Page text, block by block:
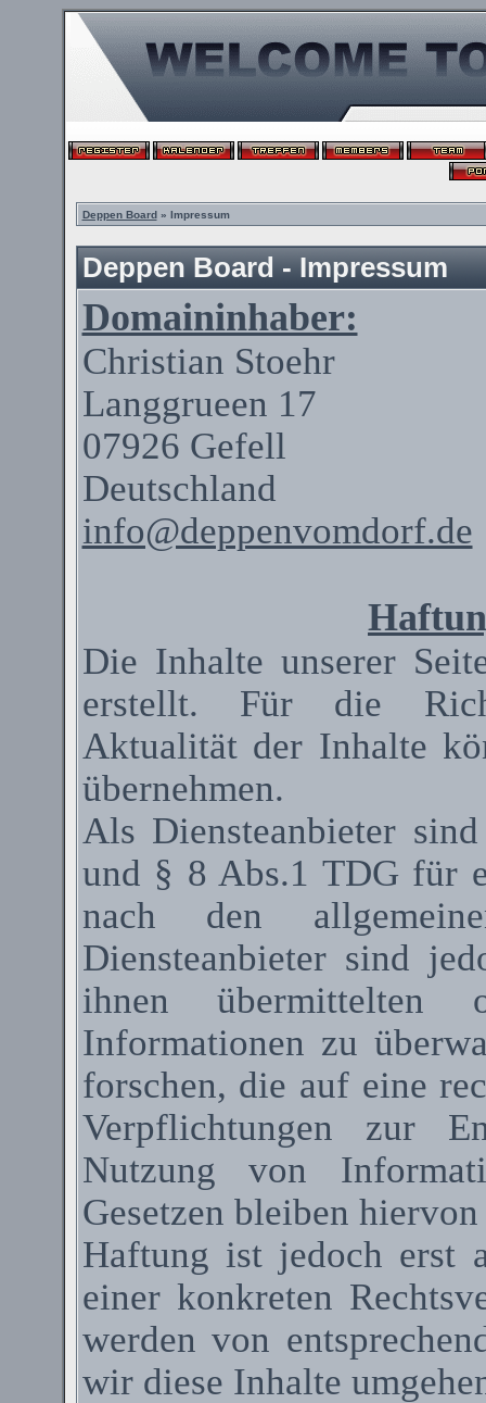
Deppen Board» Impressum
Deppen Board - Impressum
Domaininhaber:
Christian Stoehr
Langgrueen 17
07926 Gefell
Deutschland
info@deppenvomdorf.de
Die Inhalte unserer
erstellt. Für die
Aktualität der Inhalte
übernehmen.
Als Diensteanbieter
und § 8 Abs.1 TDG für
nach den
Diensteanbietersind
ihnen übermittelten
Informationen zu
forschen, die auf eine
Verpflichtungen zur
Nutzung von
Gesetzen bleiben
Haftung ist jedoch erst
einer konkreten
werden von
wir diese Inhalte